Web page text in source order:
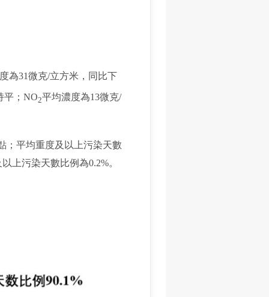
為31微克/立方米，同比下
平；NO2平均濃度為13微克/
平均重度及以上污染天數
上污染天數比例為0.2%。